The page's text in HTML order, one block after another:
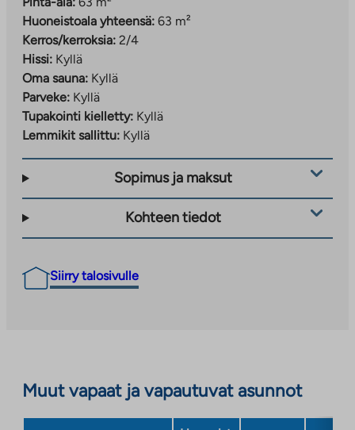
Huoneistoala yhteensä: 63 m²
Kerros/kerroksia: 2/4
Hissi: Kyllä
Oma sauna: Kyllä
Parveke: Kyllä
Tupakointi kielletty: Kyllä
Lemmikit sallittu: Kyllä
Sopimus ja maksut
Kohteen tiedot
Siirry talosivulle
Muut vapaat ja vapautuvat asunnot